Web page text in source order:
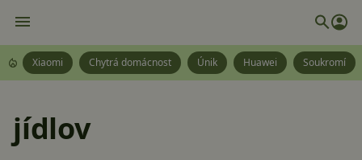
Xiaomi Chytrá domácnost Únik Huawei Soukromí
jídlov